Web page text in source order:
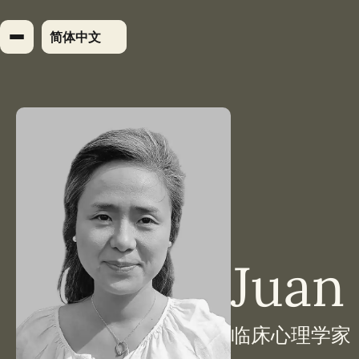
到
内
简体中文
临床心理学家